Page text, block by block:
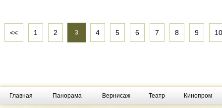
<< 1 2 3 4 5 6 7 8 9 10
Главная Панорама Вернисаж Театр Кинопром